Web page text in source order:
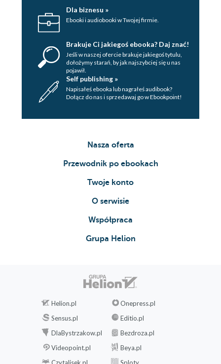
Dla biznesu »
Ebooki i audiobooki w Twojej firmie.
Brakuje Ci jakiegoś ebooka? Daj znać!
Jeśli w naszej ofercie brakuje jakiegoś tytulu,
dołożymy starań, by jak najszybciej się u nas
pojawił.
Self publishing »
Napisałeś ebooka lub nagrałeś audibook?
Dołącz do nas i sprzedawaj go w Ebookpoint!
Nasza oferta
Przewodnik po ebookach
Twoje konto
O serwisie
Współpraca
Grupa Helion
Helion.pl
Onepress.pl
Sensus.pl
Editio.pl
DlaBystrzakow.pl
Bezdroza.pl
Videopoint.pl
Beya.pl